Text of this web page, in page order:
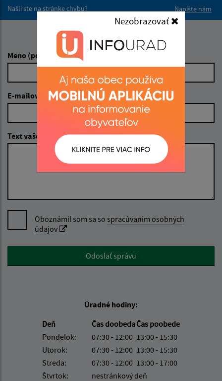
Nezobrazovať
Našli ste na stránke chybu?
Napíšte nám
Meno (povinné)
E-mailová adresa (povinné)
Text vašej správy (povinné)
Oboznámil som sa so spracúvaním osobných
údajov
Google reCaptcha ResponseOdoslať správu
Úradné hodiny:
Deň
Čas doobedaČas poobede
Pondelok:
07:30 - 12:00 13:00 - 15:30
Utorok:
07:30 - 12:00 13:00 - 15:30
Streda:
07:30 - 12:00 13:00 - 17:00
Štvrtok:
nestránkový deň